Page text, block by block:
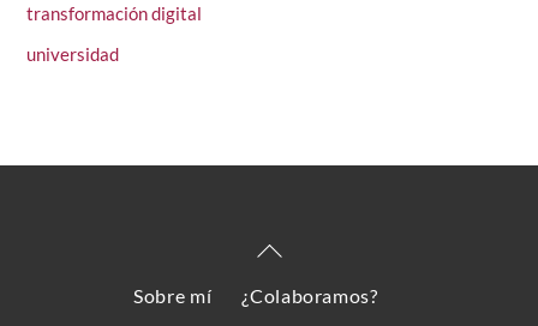
transformación digital
universidad
Back
Top
Sobre mí
¿Colaboramos?